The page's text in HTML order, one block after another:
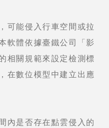
可能侵入行車空間或拉
軟體依據臺鐵公司「影
相關規範來設定檢測標
在數位模型中建立出應
內是否存在點雲侵入的